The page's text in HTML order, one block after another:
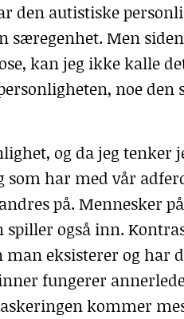
den autistiske
Men
kan jeg ikke kalle
noe den
og da jeg tenker
har med vår
på. Mennesker
også inn.
eksisterer og har
fungerer
kommer